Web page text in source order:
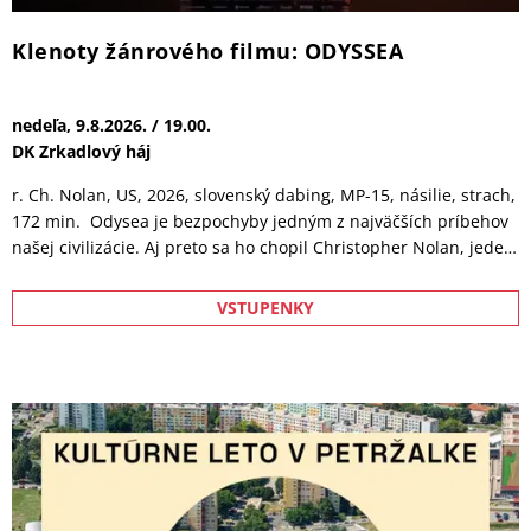
nedeľa, 16.8.2026. / 19.00.
DK Zrkadlový háj
r. D. R. Mitchell, 2026, slovenské titulky, MP-12, násilie, strach,
110 min. Keď mysteriózna anomália vytrhne ulicu Oak Street z